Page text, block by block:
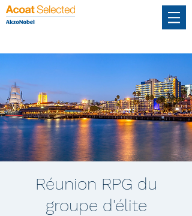
Réunion RPG du
groupe d'élite